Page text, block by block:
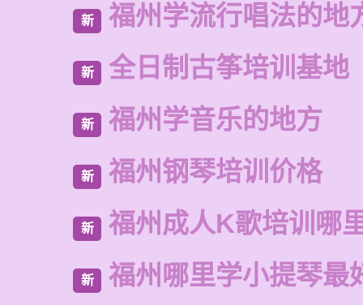
新 福州学流行唱法的地
新 全日制古筝培训基地
新 福州学音乐的地方
新 福州钢琴培训价格
新 福州成人K歌培训哪
新 福州哪里学小提琴最